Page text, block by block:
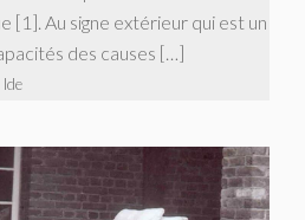
[1]. Au signe extérieur qui est un
des causes […]